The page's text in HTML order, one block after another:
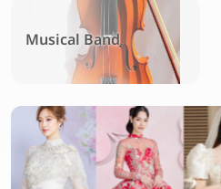
Musical Band